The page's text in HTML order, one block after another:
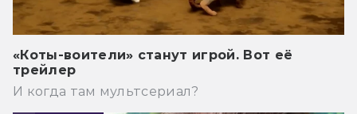
«Коты-воители» станут игрой. Вот её
трейлер
И когда там мультсериал?